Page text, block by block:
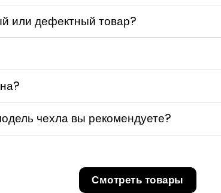
или дефектный товар?
чехла вы рекомендуете?
Смотреть товары